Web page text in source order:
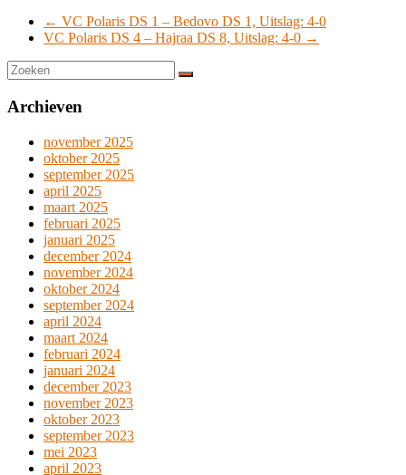
← VC Polaris DS 1 – Bedovo DS 1, Uitslag: 4-0
VC Polaris DS 4 – Hajraa DS 8, Uitslag: 4-0 →
Archieven
november 2025
oktober 2025
september 2025
april 2025
maart 2025
februari 2025
januari 2025
december 2024
november 2024
oktober 2024
september 2024
april 2024
maart 2024
februari 2024
januari 2024
december 2023
november 2023
oktober 2023
september 2023
mei 2023
april 2023